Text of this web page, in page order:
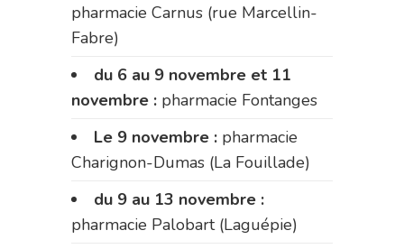
pharmacie Carnus (rue Marcellin-
Fabre)
du 6 au 9 novembre et 11
novembre : pharmacie Fontanges
Le 9 novembre : pharmacie
Charignon-Dumas (La Fouillade)
du 9 au 13 novembre :
pharmacie Palobart (Laguépie)